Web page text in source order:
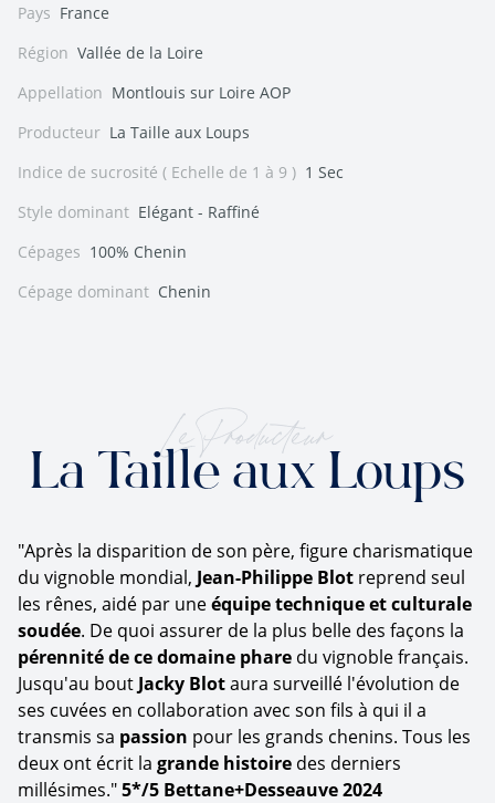
Pays France
Région Vallée de la Loire
Appellation Montlouis sur Loire AOP
Producteur La Taille aux Loups
Indice de sucrosité ( Echelle de 1 à 9 ) 1 Sec
Style dominant Elégant - Raffiné
Cépages 100% Chenin
Cépage dominant Chenin
Le Producteur
La Taille aux Loups
"Après la disparition de son père, figure charismatique
du vignoble mondial, Jean-Philippe Blot reprend seul
les rênes, aidé par uneéquipe technique et culturale
soudée. De quoi assurer de la plus belle des façons la
pérennité de ce domaine phare du vignoble français.
Jusqu'au bout Jacky Blotaura surveillé l'évolution de
ses cuvées en collaboration avec son fils à qui il a
transmis sa passion pour les grands chenins. Tous les
deux ont écrit la grande histoire des derniers
millésimes."5*/5 Bettane+Desseauve 2024